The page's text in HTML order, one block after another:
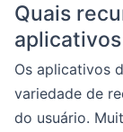
Quais
Os aplicativos
variedade de
do usuário.